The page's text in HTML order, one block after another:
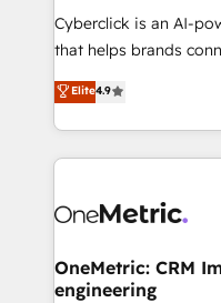
Cyberclick is an AI-
that helps brands
creativity to achieve
Barcelona and
the UK, we support
smarter marketing,
Iberia (Spain &
growth. Our
that simplify
Elite4.9
OneMetric: CRM
engineering